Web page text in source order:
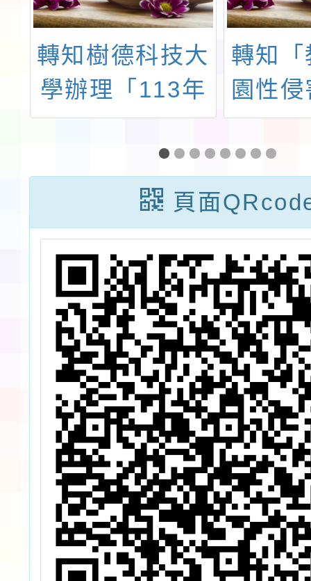
轉知樹德科技大
學辦理「113年
港都盃全國身心
障礙匹克球邀請
賽」競賽規程
轉知
園性
或性
業人
查專
置要
教育
國
日以
號令
名稱
「教
別事
人員
頁面